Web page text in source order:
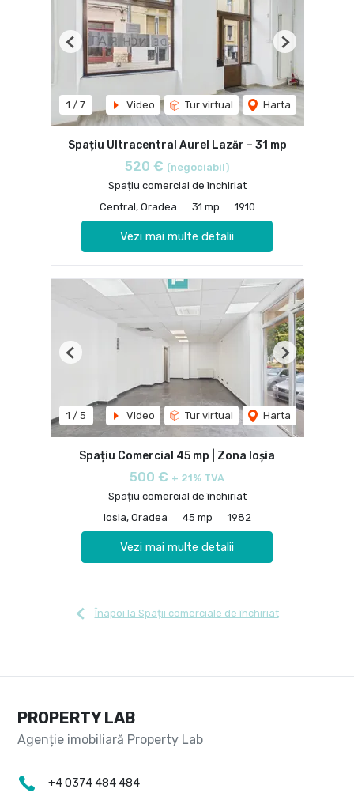
1 / 7 Video Tur virtual Harta
Previous Next
Spațiu Ultracentral Aurel Lazăr – 31 mp
520 € (negociabil)
Spațiu comercial de închiriat
Central, Oradea
31 mp 1910
Vezi mai multe detalii
1 / 5 Video Tur virtual Harta
Previous Next
Spațiu Comercial 45 mp | Zona Ioșia
500 € + 21% TVA
Spațiu comercial de închiriat
Iosia, Oradea
45 mp 1982
Vezi mai multe detalii
Înapoi la Spații comerciale de închiriat
PROPERTY LAB
+4 0374 484 484